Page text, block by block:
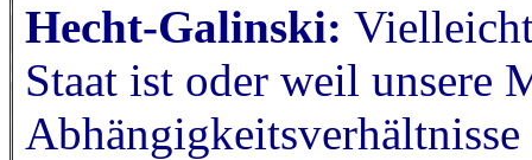
Hecht-Galinski:
Staat ist oder weil unsere